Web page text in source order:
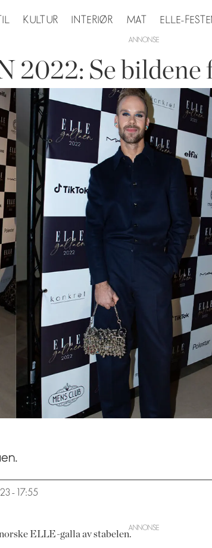
KULTUR INTERIØR MAT ELLE-
Se bildene
- 17:55
ELLE-galla av stabelen.